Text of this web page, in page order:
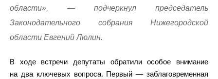
области», — подчеркнул председатель
Законодательного собрания Нижегородской
области Евгений Люлин.
В ходе встречи депутаты обратили особое внимание
на два ключевых вопроса. Первый — заблаговременная